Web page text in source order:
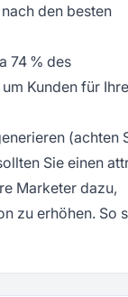
den besten
74 % des
Kunden für
(achten
Sie einen
Marketer dazu,
zu erhöhen. So